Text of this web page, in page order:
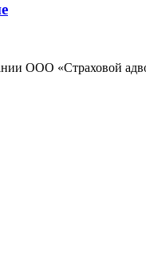
ООО «Страховой